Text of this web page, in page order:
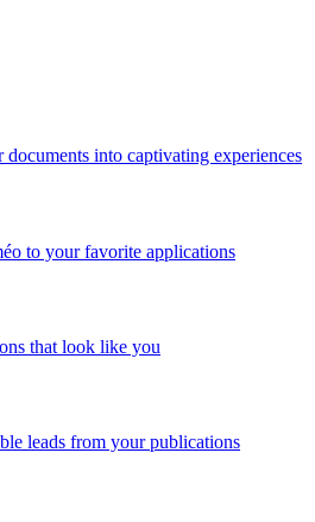
documents into captivating experiences
to your favorite applications
that look like you
leads from your publications